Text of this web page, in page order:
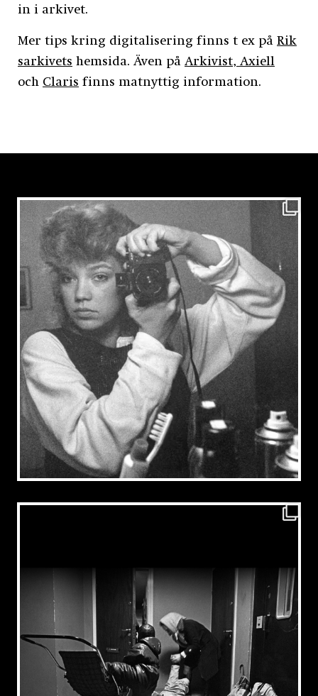
in i arkivet.
Mer tips kring digitalisering finns t ex på Rik
sarkivets hemsida. Även på Arkivist, Axiell
och Claris finns matnyttig information.